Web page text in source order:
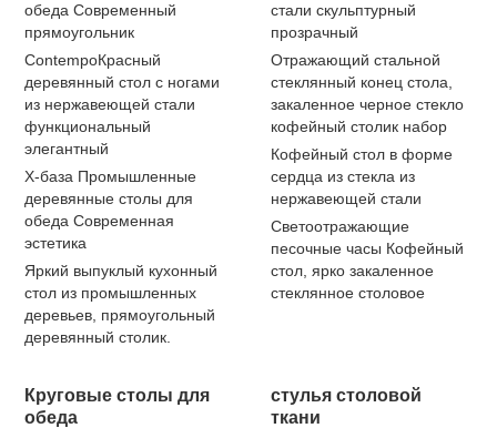
обеда Современный
прямоугольник
ContempoКрасный
деревянный стол с ногами
из нержавеющей стали
функциональный
элегантный
X-база Промышленные
деревянные столы для
обеда Современная
эстетика
Яркий выпуклый кухонный
стол из промышленных
деревьев, прямоугольный
деревянный столик.
стали скульптурный
прозрачный
Отражающий стальной
стеклянный конец стола,
закаленное черное стекло
кофейный столик набор
Кофейный стол в форме
сердца из стекла из
нержавеющей стали
Светоотражающие
песочные часы Кофейный
стол, ярко закаленное
стеклянное столовое
Круговые столы для
обеда
стулья столовой
ткани